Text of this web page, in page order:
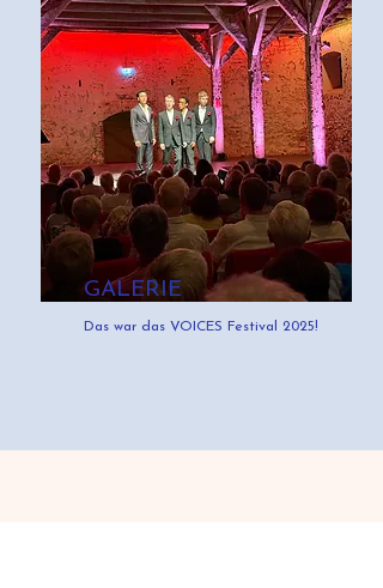
GALERIE
Das war das VOICES Festival 2025!